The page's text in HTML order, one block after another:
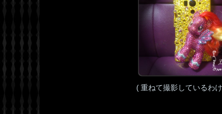
( 重ねて撮影しているわ